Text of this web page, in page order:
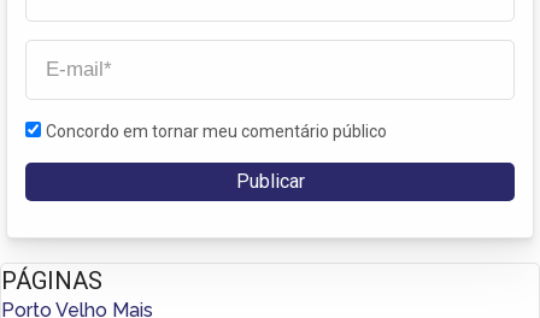
Concordo em tornar meu comentário público
PÁGINAS
Porto Velho Mais